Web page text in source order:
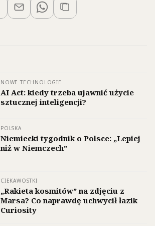
NOWE TECHNOLOGIE
AI Act: kiedy trzeba ujawnić użycie
sztucznej inteligencji?
POLSKA
Niemiecki tygodnik o Polsce: „Lepiej
niż w Niemczech”
CIEKAWOSTKI
„Rakieta kosmitów” na zdjęciu z
Marsa? Co naprawdę uchwycił łazik
Curiosity